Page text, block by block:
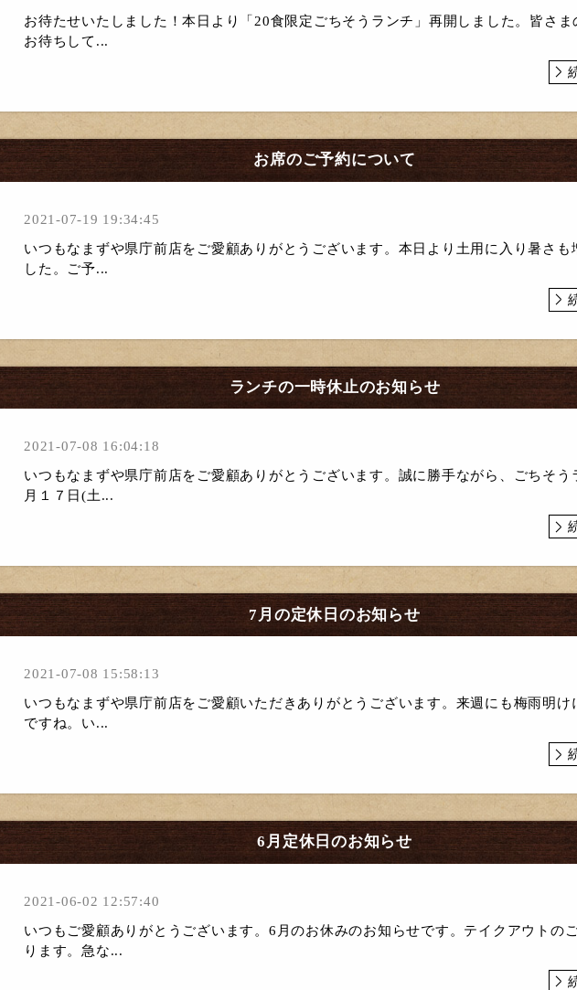
お待たせいたしました！本日より「20食限定ごちそうランチ」再開しました。皆さま
お待ちして...
お席のご予約について
2021-07-19 19:34:45
いつもなまずや県庁前店をご愛顧ありがとうございます。本日より土用に入り暑さも
した。ご予...
ランチの一時休止のお知らせ
2021-07-08 16:04:18
いつもなまずや県庁前店をご愛顧ありがとうございます。誠に勝手ながら、ごちそう
月１７日(土...
7月の定休日のお知らせ
2021-07-08 15:58:13
いつもなまずや県庁前店をご愛顧いただきありがとうございます。来週にも梅雨明け
ですね。い...
6月定休日のお知らせ
2021-06-02 12:57:40
いつもご愛顧ありがとうございます。6月のお休みのお知らせです。テイクアウトの
ります。急な...